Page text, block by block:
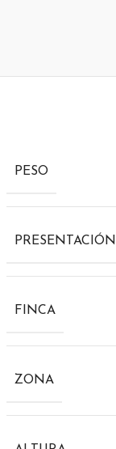
PESO
PRESENTACIÓN
FINCA
ZONA